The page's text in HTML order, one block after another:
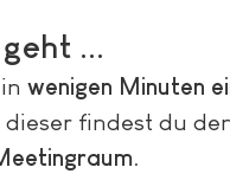
...
wenigen Minuten
dieser findest du